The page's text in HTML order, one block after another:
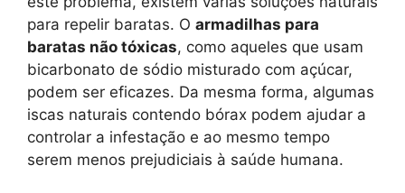
para repelir baratas. O armadilhas para
baratas não tóxicas, como aqueles que usam
bicarbonato de sódio misturado com açúcar,
podem ser eficazes. Da mesma forma, algumas
iscas naturais contendo bórax podem ajudar a
controlar a infestação e ao mesmo tempo
serem menos prejudiciais à saúde humana.